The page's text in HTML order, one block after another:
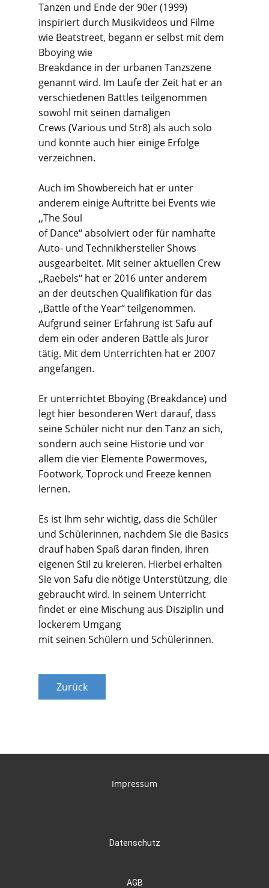
Tanzen und Ende der 90er (1999)
inspiriert durch Musikvideos und Filme
wie Beatstreet, begann er selbst mit dem
Bboying wie
Breakdance in der urbanen Tanzszene
genannt wird. Im Laufe der Zeit hat er an
verschiedenen Battles teilgenommen
sowohl mit seinen damaligen
Crews (Various und Str8) als auch solo
und konnte auch hier einige Erfolge
verzeichnen.
Auch im Showbereich hat er unter
anderem einige Auftritte bei Events wie
,,The Soul
of Dance‘‘ absolviert oder für namhafte
Auto- und Technikhersteller Shows
ausgearbeitet. Mit seiner aktuellen Crew
,,Raebels‘‘ hat er 2016 unter anderem
an der deutschen Qualifikation für das
,,Battle of the Year‘‘ teilgenommen.
Aufgrund seiner Erfahrung ist Safu auf
dem ein oder anderen Battle als Juror
tätig. Mit dem Unterrichten hat er 2007
angefangen.
Er unterrichtet Bboying (Breakdance) und
legt hier besonderen Wert darauf, dass
seine Schüler nicht nur den Tanz an sich,
sondern auch seine Historie und vor
allem die vier Elemente Powermoves,
Footwork, Toprock und Freeze kennen
lernen.
Es ist Ihm sehr wichtig, dass die Schüler
und Schülerinnen, nachdem Sie die Basics
drauf haben Spaß daran finden, ihren
eigenen Stil zu kreieren. Hierbei erhalten
Sie von Safu die nötige Unterstützung, die
gebraucht wird. In seinem Unterricht
findet er eine Mischung aus Disziplin und
lockerem Umgang
mit seinen Schülern und Schülerinnen.
Zurück
Impressum
Datenschutz
AGB